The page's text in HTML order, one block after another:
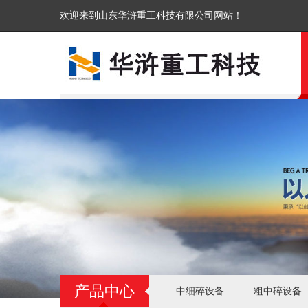
欢迎来到山东华浒重工科技有限公司网站！
产品中心 中细碎设备 粗中碎设备